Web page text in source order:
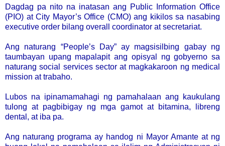
Dagdag pa nito na inatasan ang Public Information Office
(PIO) at City Mayor’s Office (CMO) ang kikilos sa nasabing
executive order bilang overall coordinator at secretariat.
Ang naturang “People’s Day” ay magsisilbing gabay ng
taumbayan upang mapalapit ang opisyal ng gobyerno sa
naturang social services sector at magkakaroon ng medical
mission at trabaho.
Lubos na ipinamamahagi ng pamahalaan ang kaukulang
tulong at pagbibigay ng mga gamot at bitamina, libreng
dental, at iba pa.
Ang naturang programa ay handog ni Mayor Amante at ng